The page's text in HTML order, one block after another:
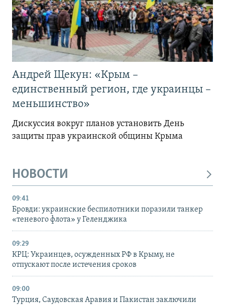
Андрей Щекун: «Крым –
единственный регион, где украинцы –
меньшинство»
Дискуссия вокруг планов установить День
защиты прав украинской общины Крыма
НОВОСТИ
09:41
Бровди: украинские беспилотники поразили танкер
«теневого флота» у Геленджика
09:29
КРЦ: Украинцев, осужденных РФ в Крыму, не
отпускают после истечения сроков
09:00
Турция, Саудовская Аравия и Пакистан заключили